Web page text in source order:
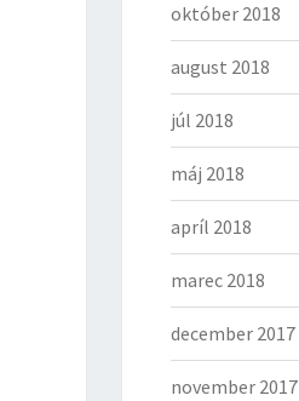
október 2018
august 2018
júl 2018
máj 2018
apríl 2018
marec 2018
december 2017
november 2017